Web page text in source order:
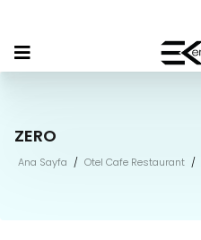
ZERO
Ana Sayfa / Otel Cafe Restaurant /